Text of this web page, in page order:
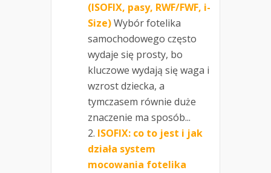
(ISOFIX, pasy, RWF/FWF, i-
Size)Wybór fotelika
samochodowego często
wydaje się prosty, bo
kluczowe wydają się waga i
wzrost dziecka, a
tymczasem równie duże
znaczenie ma sposób...
ISOFIX: co to jest i jak
działa system
mocowania fotelika